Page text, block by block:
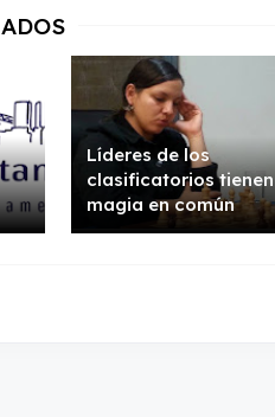
Líderes de los
clasificatorios tienen
magia en común